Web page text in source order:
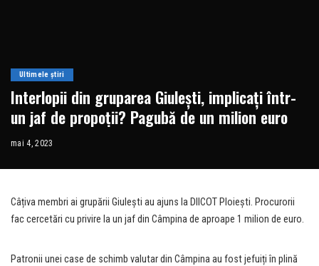
Ultimele știri
Interlopii din gruparea Giulești, implicați într-
un jaf de propoții? Pagubă de un milion euro
mai 4, 2023
Câțiva membri ai grupării Giulești au ajuns la DIICOT Ploiești. Procurorii
fac cercetări cu privire la un jaf din Câmpina de aproape 1 milion de euro.
Patronii unei case de schimb valutar din Câmpina au fost jefuiți în plină